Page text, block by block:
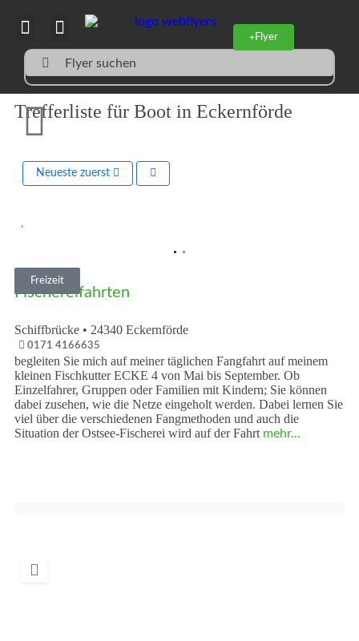
Flyer
Flyer suchen
Trefferliste für Boot in Eckernförde
Neueste zuerst
Freizeit
Fischereifahrten
Schiffbrücke • 24340 Eckernförde
0171 4166635
begleiten Sie mich auf meiner täglichen Fangfahrt auf meinem
kleinen Fischkutter ECKE 4 von Mai bis September. Ob
Einzelfahrer, Gruppen oder Familien mit Kindern; Sie können
dabei zusehen, wie die Netze eingeholt werden. Dabei lernen Sie
viel über die verschiedenen Fangmethoden und auch die
Situation der Ostsee-Fischerei wird auf der Fahrt mehr...